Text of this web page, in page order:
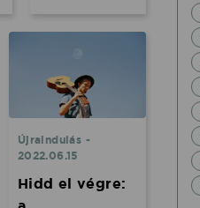
Újraindulás -
2022.06.15
Hidd el végre: